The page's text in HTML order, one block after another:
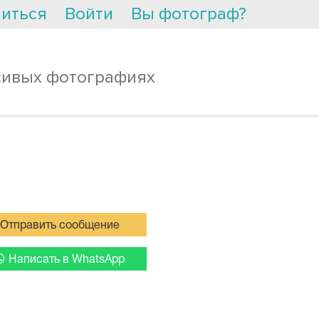
Войти Вы фотограф?
фотографиях
Отправить сообщение
Написать в WhatsApp